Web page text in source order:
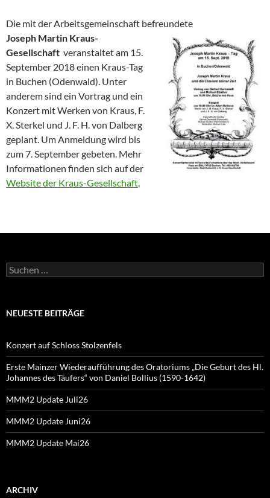
Die mit der Arbeitsgemeinschaft befreundete
Joseph Martin Kraus-
Gesellschaft veranstaltet am 15.
September 2018 einen Kraus-Tag
in Buchen (Odenwald). Unter
anderem sind ein Vortrag und ein
Konzert mit Werken von Kraus, F.
X. Sterkel und J. F. H. von Dalberg
geplant. Um Anmeldung wird bis
zum 7. September gebeten. Mehr
Informationen finden sich auf der
Website der Kraus-Gesellschaft.
Suchen
nach:
NEUESTE BEITRÄGE
Konzert auf Schloss Stolzenfels
Erste Mainzer Wiederaufführung des Oratoriums „Die Geburt des Hl.
Johannes des Täufers“ von Daniel Bollius (1590-1642)
MMM2 Update Juli26
MMM2 Update Juni26
MMM2 Update Mai26
ARCHIV